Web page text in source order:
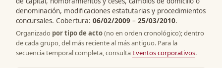
denominación, modificaciones estatutarias y procedimientos
concursales. Cobertura: 06/02/2009 – 25/03/2010.
Organizado por tipo de acto(no en orden cronológico); dentro
de cada grupo, del más reciente al más antiguo. Para la
secuencia temporal completa, consulta Eventos corporativos.